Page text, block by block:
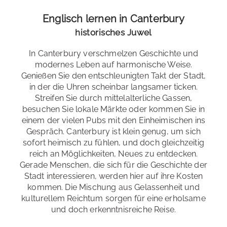
Englisch lernen in Canterbury
historisches Juwel
In Canterbury verschmelzen Geschichte und
modernes Leben auf harmonische Weise.
Genießen Sie den entschleunigten Takt der Stadt,
in der die Uhren scheinbar langsamer ticken.
Streifen Sie durch mittelalterliche Gassen,
besuchen Sie lokale Märkte oder kommen Sie in
einem der vielen Pubs mit den Einheimischen ins
Gespräch. Canterbury ist klein genug, um sich
sofort heimisch zu fühlen, und doch gleichzeitig
reich an Möglichkeiten, Neues zu entdecken.
Gerade Menschen, die sich für die Geschichte der
Stadt interessieren, werden hier auf ihre Kosten
kommen. Die Mischung aus Gelassenheit und
kulturellem Reichtum sorgen für eine erholsame
und doch erkenntnisreiche Reise.
Niveaustufen: Anfänger*innen A2 bis Fortgeschrittene
Wähle dein Tempo: Standard-, Intensiv- und
Superintensivkurse
Spezialkurse: Business Englisch, Familiensprachreise
Examensvorbereitung: Cambridge, IELTS
Bildungsurlaub: Baden-Württemberg, Bremen, Berlin,
Brandenburg, Hamburg, Hessen, Niedersachsen,
Nordrhein-Westfalen, Rheinland-Pfalz, Sachsen-Anhalt,
Saarland, Schleswig-Holstein, Thüringen
eigenständige Buchung
verschiedene Kategorien
Hotels & Hostels
Studios & Apartments
The Canterbury Tales Experience
In diesem interaktiven Museum werden Geoffrey
Chaucers berühmte Geschichten zum Leben erweckt.
Lassen Sie sich von mittelalterlichen Kulissen und
lebhaften Erzählungen in vergangene Zeit mitnehmen.
Kurzum: ein unterhaltsames Erlebnis für alle, die
Geschichte hautnah erleben möchten.
Bootstouren auf dem Stour
Eine andere Perspektive auf Canterbury gewinnen Sie
bei einer gemütlichen Bootstour auf dem Fluss Stour.